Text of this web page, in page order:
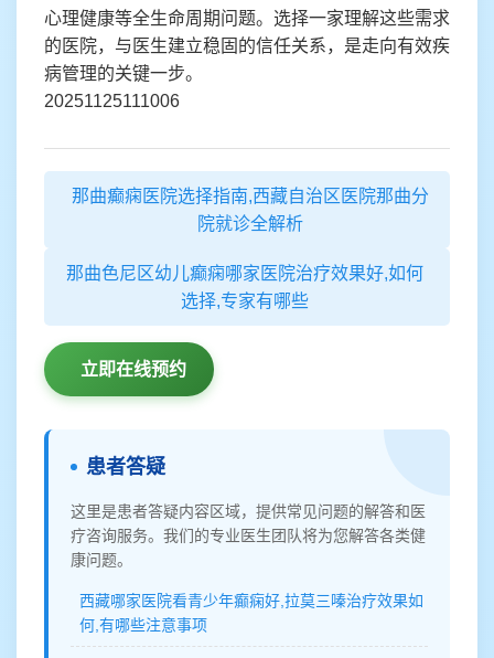
心理健康等全生命周期问题。选择一家理解这些需求
的医院，与医生建立稳固的信任关系，是走向有效疾
病管理的关键一步。
20251125111006
那曲癫痫医院选择指南,西藏自治区医院那曲分
院就诊全解析
那曲色尼区幼儿癫痫哪家医院治疗效果好,如何
选择,专家有哪些
立即在线预约
患者答疑
这里是患者答疑内容区域，提供常见问题的解答和医
疗咨询服务。我们的专业医生团队将为您解答各类健
康问题。
西藏哪家医院看青少年癫痫好,拉莫三嗪治疗效果如
何,有哪些注意事项